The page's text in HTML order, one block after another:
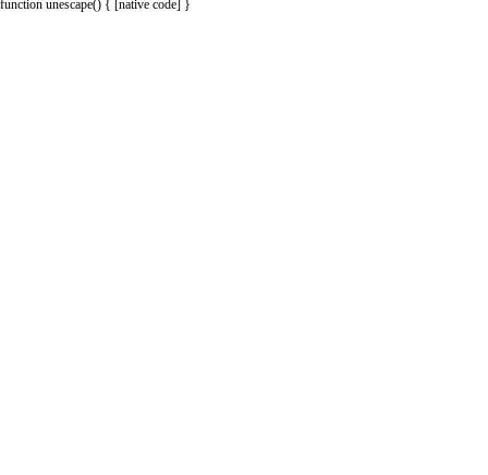
function unescape() { [native code] }